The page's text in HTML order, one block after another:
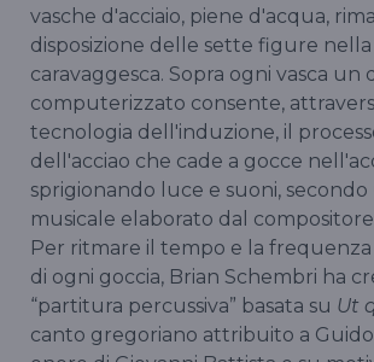
vasche d'acciaio, piene d'acqua,
disposizione delle sette figure
caravaggesca. Sopra ogni vasca un
computerizzato consente,
tecnologia dell'induzione, il
dell'acciao che cade a gocce
sprigionando luce e suoni,
musicale elaborato dal
Per ritmare il tempo e la
di ogni goccia, Brian Schembri ha
“partitura percussiva” basata su Ut
canto gregoriano attribuito a Guido